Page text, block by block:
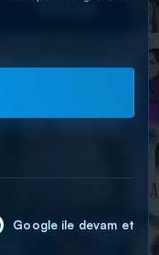
Google ile devam et